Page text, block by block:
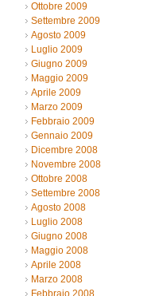
Ottobre 2009
Settembre 2009
Agosto 2009
Luglio 2009
Giugno 2009
Maggio 2009
Aprile 2009
Marzo 2009
Febbraio 2009
Gennaio 2009
Dicembre 2008
Novembre 2008
Ottobre 2008
Settembre 2008
Agosto 2008
Luglio 2008
Giugno 2008
Maggio 2008
Aprile 2008
Marzo 2008
Febbraio 2008